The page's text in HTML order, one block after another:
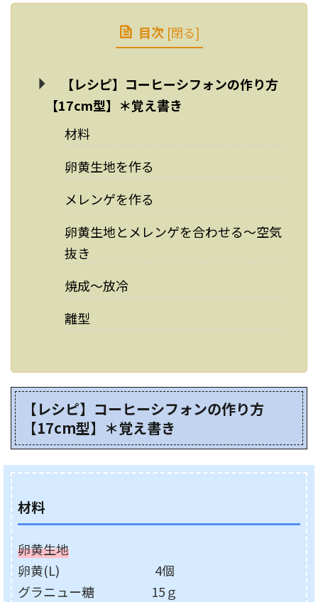
目次 [閉る]
【レシピ】コーヒーシフォンの作り方
【17cm型】＊覚え書き
材料
卵黄生地を作る
メレンゲを作る
卵黄生地とメレンゲを合わせる～空気
抜き
焼成～放冷
離型
【レシピ】コーヒーシフォンの作り方
【17cm型】＊覚え書き
材料
卵黄生地
卵黄(L) 4個
グラニュー糖 15ｇ